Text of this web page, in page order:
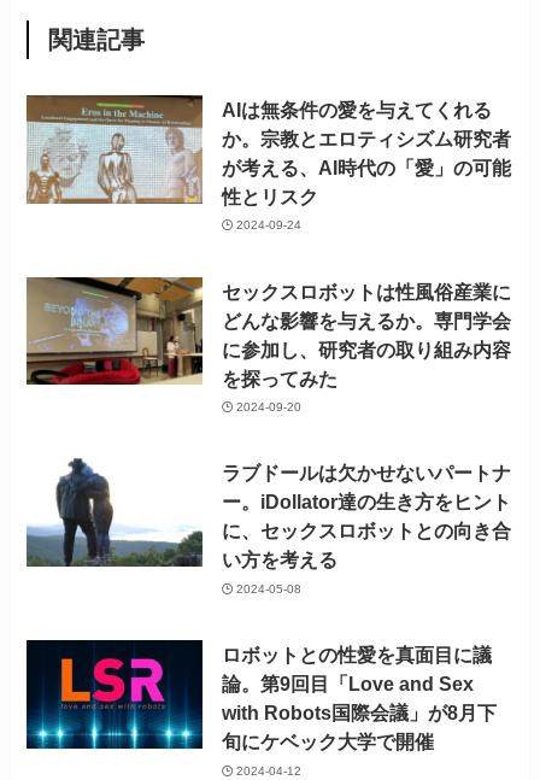
関連記事
AIは無条件の愛を与えてくれる
か。宗教とエロティシズム研究者
が考える、AI時代の「愛」の可能
性とリスク
2024-09-24
セックスロボットは性風俗産業に
どんな影響を与えるか。専門学会
に参加し、研究者の取り組み内容
を探ってみた
2024-09-20
ラブドールは欠かせないパートナ
ー。iDollator達の生き方をヒント
に、セックスロボットとの向き合
い方を考える
2024-05-08
ロボットとの性愛を真面目に議
論。第9回目「Love and Sex
with Robots国際会議」が8月下
旬にケベック大学で開催
2024-04-12